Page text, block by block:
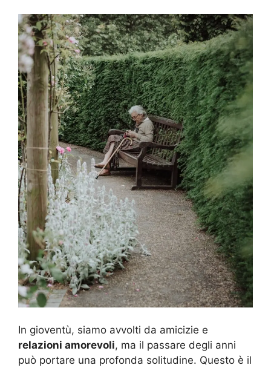
In gioventù, siamo avvolti da amicizie e
relazioni amorevoli, ma il passare degli anni
può portare una profonda solitudine. Questo è il